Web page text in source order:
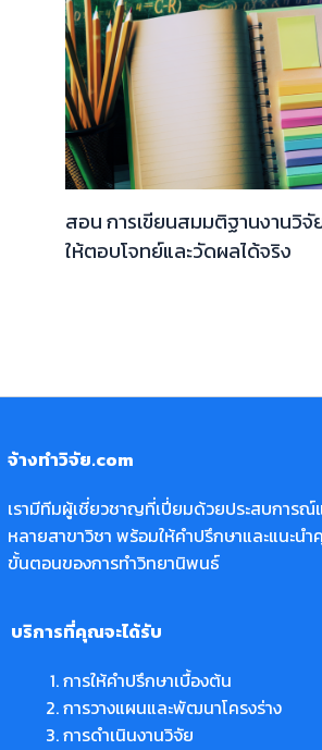
สอน การเขียนสมมติฐานงานวิจั
ให้ตอบโจทย์และวัดผลได้จริง
จ้างทำวิจัย.com
เรามีทีมผู้เชี่ยวชาญที่เปี่ยมด้วยประสบการณ์
หลายสาขาวิชา พร้อมให้คำปรึกษาและแนะน
ขั้นตอนของการทำวิทยานิพนธ์
บริการที่คุณจะได้รับ
การให้คำปรึกษาเบื้องต้น
การวางแผนและพัฒนาโครงร่าง
การดำเนินงานวิจัย